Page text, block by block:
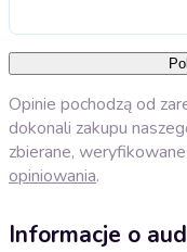
Opinie pochodzą od
dokonali zakupu
zbierane,
opiniowania.
Informacje o